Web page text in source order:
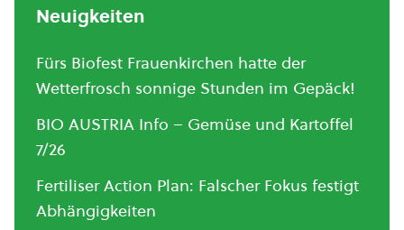
Neuigkeiten
Fürs Biofest Frauenkirchen hatte der
Wetterfrosch sonnige Stunden im Gepäck!
BIO AUSTRIA Info – Gemüse und Kartoffel
7/26
Fertiliser Action Plan: Falscher Fokus festigt
Abhängigkeiten